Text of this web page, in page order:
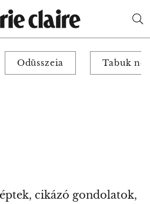
Odüsszeia Tabuk
cikázó gondolatok,